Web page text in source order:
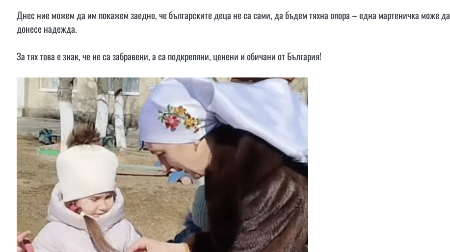
Днес ние можем да им покажем заедно, че българските деца не са сами, да бъдем тяхна опора – една мартеничка може да
донесе надежда.
За тях това е знак, че не са забравени, а са подкрепяни, ценени и обичани от България!